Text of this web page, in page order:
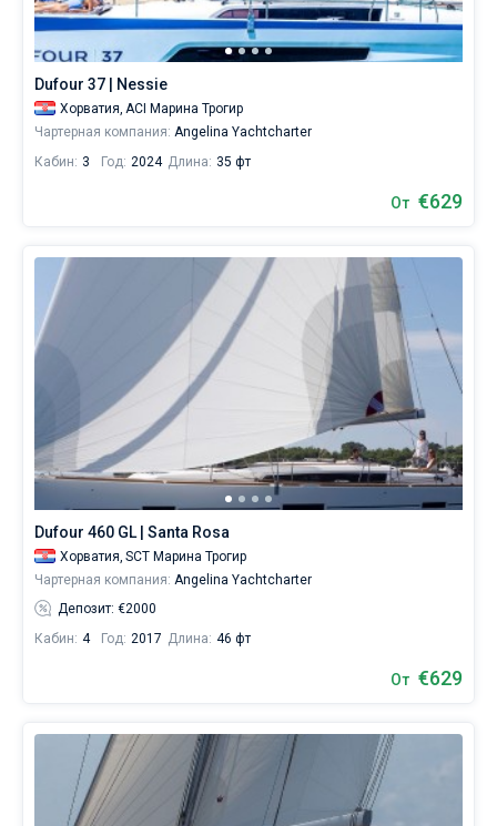
Dufour 37 | Nessie
Хорватия, ACI Марина Трогир
Чартерная компания: Angelina Yachtcharter
Кабин: 3 Год: 2024 Длина: 35 фт
От €629
Dufour 460 GL | Santa Rosa
Хорватия, SCT Марина Трогир
Чартерная компания: Angelina Yachtcharter
Депозит: €2000
Кабин: 4 Год: 2017 Длина: 46 фт
От €629